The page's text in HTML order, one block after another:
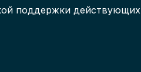
поддержки действующих